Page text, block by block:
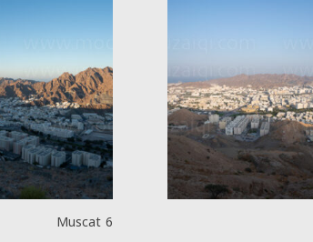
Muscat 6